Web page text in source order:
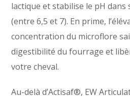
lactique et stabilise le pH dans
(entre 6,5 et 7). En prime,
concentration du microflore
digestibilité du fourrage et
votre cheval.
Au-delà d’Actisaf®, EW